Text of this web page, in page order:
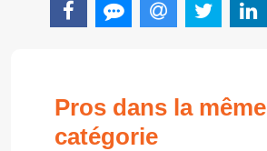
Pros dans la même
catégorie